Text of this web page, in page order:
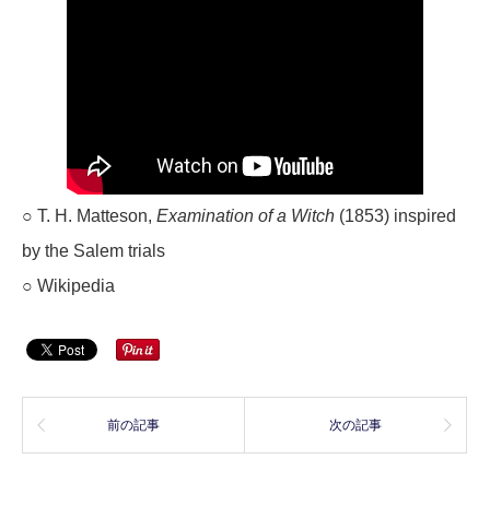
○ T. H. Matteson, Examination of a Witch (1853) inspired
by the Salem trials
○ Wikipedia
前の記事 次の記事